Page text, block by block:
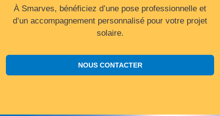
À Smarves, bénéficiez d’une pose professionnelle et
d’un accompagnement personnalisé pour votre projet
solaire.
NOUS CONTACTER